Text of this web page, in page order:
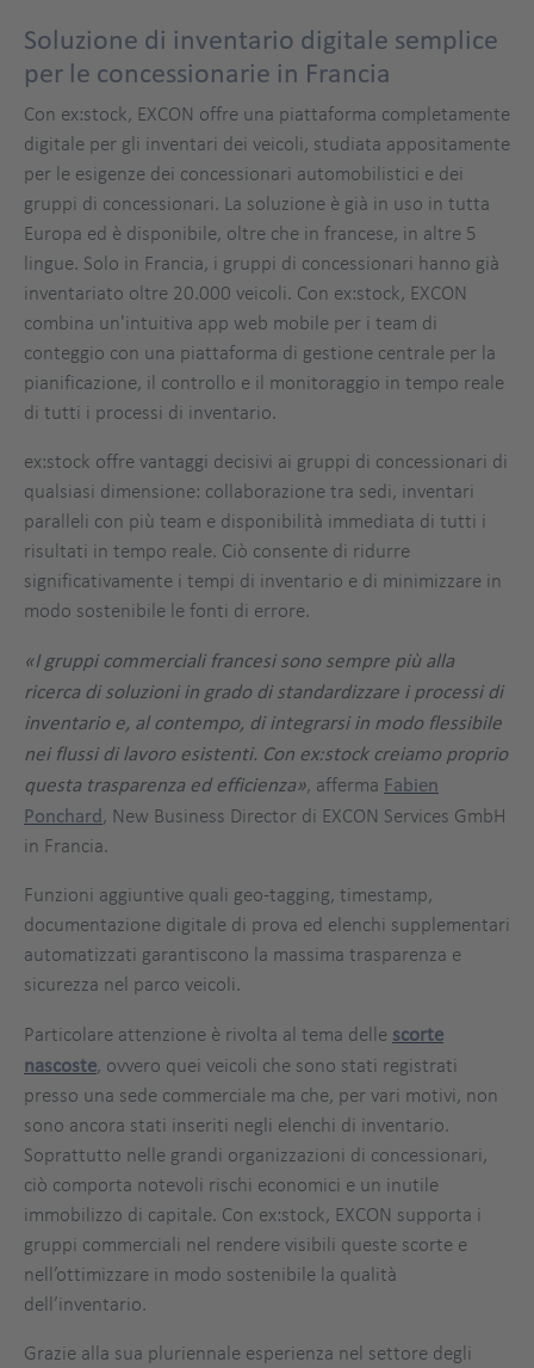
Soluzione di inventario digitale semplice
per le concessionarie in Francia
Con ex:stock, EXCON offre una piattaforma completamente
digitale per gli inventari dei veicoli, studiata appositamente
per le esigenze dei concessionari automobilistici e dei
gruppi di concessionari. La soluzione è già in uso in tutta
Europa ed è disponibile, oltre che in francese, in altre 5
lingue. Solo in Francia, i gruppi di concessionari hanno già
inventariato oltre 20.000 veicoli. Con ex:stock, EXCON
combina un'intuitiva app web mobile per i team di
conteggio con una piattaforma di gestione centrale per la
pianificazione, il controllo e il monitoraggio in tempo reale
di tutti i processi di inventario.
ex:stock offre vantaggi decisivi ai gruppi di concessionari di
qualsiasi dimensione: collaborazione tra sedi, inventari
paralleli con più team e disponibilità immediata di tutti i
risultati in tempo reale. Ciò consente di ridurre
significativamente i tempi di inventario e di minimizzare in
modo sostenibile le fonti di errore.
«I gruppi commerciali francesi sono sempre più alla
ricerca di soluzioni in grado di standardizzare i processi di
inventario e, al contempo, di integrarsi in modo flessibile
nei flussi di lavoro esistenti. Con ex:stock creiamo proprio
questa trasparenza ed efficienza», afferma Fabien
Ponchard, New Business Director di EXCON Services GmbH
in Francia.
Funzioni aggiuntive quali geo-tagging, timestamp,
documentazione digitale di prova ed elenchi supplementari
automatizzati garantiscono la massima trasparenza e
sicurezza nel parco veicoli.
Particolare attenzione è rivolta al tema delle scorte
nascoste, ovvero quei veicoli che sono stati registrati
presso una sede commerciale ma che, per vari motivi, non
sono ancora stati inseriti negli elenchi di inventario.
Soprattutto nelle grandi organizzazioni di concessionari,
ciò comporta notevoli rischi economici e un inutile
immobilizzo di capitale. Con ex:stock, EXCON supporta i
gruppi commerciali nel rendere visibili queste scorte e
nell’ottimizzare in modo sostenibile la qualità
dell’inventario.
Grazie alla sua pluriennale esperienza nel settore degli